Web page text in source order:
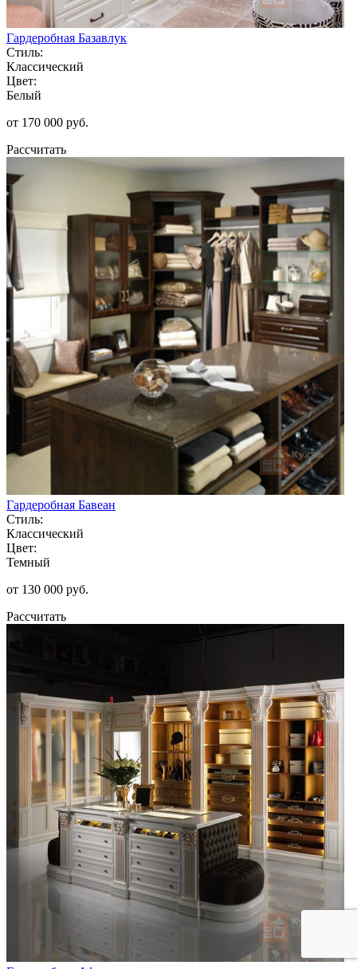
Гардеробная Базавлук
Стиль:
Классический
Цвет:
Белый
от 170 000 руб.
Рассчитать
Гардеробная Бавеан
Стиль:
Классический
Цвет:
Темный
от 130 000 руб.
Рассчитать